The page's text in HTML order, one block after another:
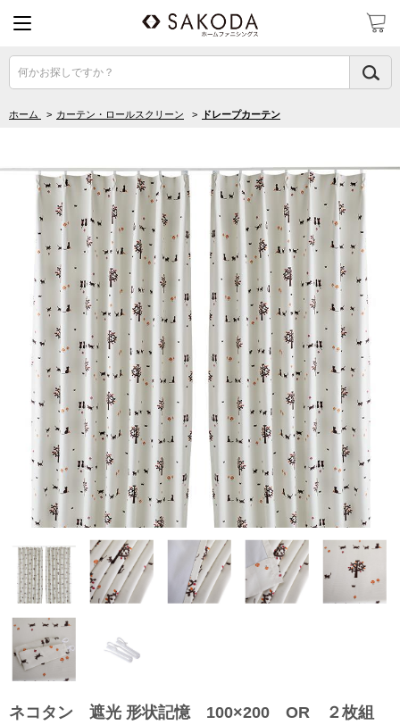
何かお探しですか？
ホーム > カーテン・ロールスクリーン > ドレープカーテン
ネコタン 遮光 形状記憶 100×200 OR ２枚組